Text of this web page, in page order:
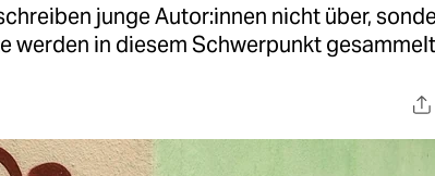
junge Au­to­r:in­nen nicht über,
werden in diesem Schwerpunkt